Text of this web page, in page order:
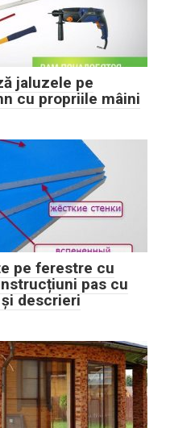
jaluzele pe
cu propriile mâini
pe ferestre cu
pas cu
descrieri